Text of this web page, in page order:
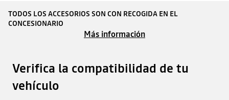
TODOS LOS ACCESORIOS SON CON RECOGIDA EN EL
CONCESIONARIO
Más información
Verifica la compatibilidad de tu
vehículo